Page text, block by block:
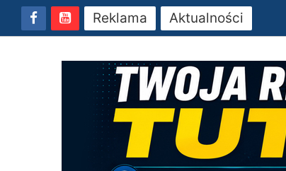
Reklama Aktualności